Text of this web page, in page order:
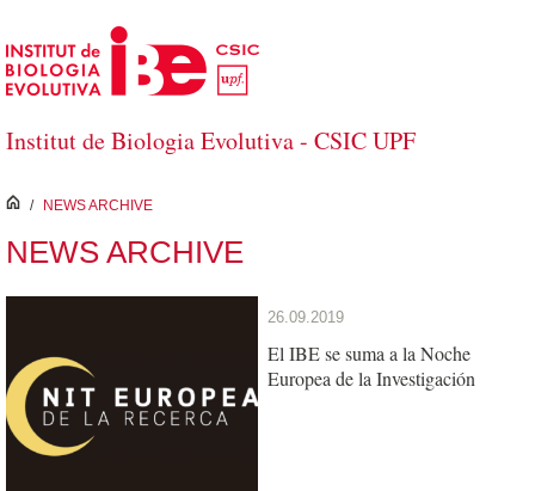
Skip to Main Content
Institut de Biologia Evolutiva - CSIC UPF
inici
/ NEWS ARCHIVE
NEWS ARCHIVE
26.09.2019
El IBE se suma a la Noche
Europea de la Investigación